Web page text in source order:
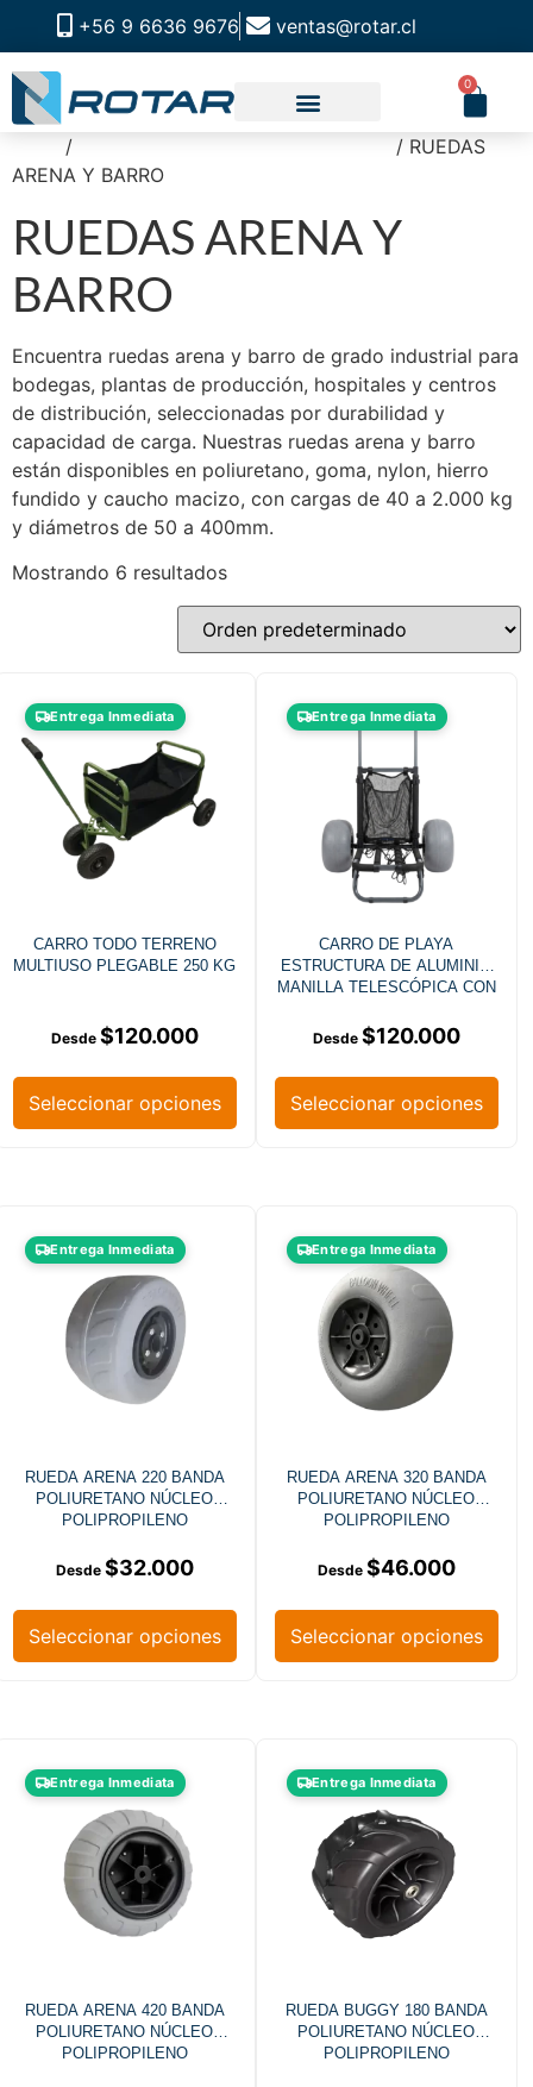
+56 9 6636 9676 ventas@rotar.cl
0
/
/ RUEDAS
ARENA Y BARRO
RUEDAS ARENA Y
BARRO
Encuentra ruedas arena y barro de grado industrial para
bodegas, plantas de producción, hospitales y centros
de distribución, seleccionadas por durabilidad y
capacidad de carga. Nuestras ruedas arena y barro
están disponibles en poliuretano, goma, nylon, hierro
fundido y caucho macizo, con cargas de 40 a 2.000 kg
y diámetros de 50 a 400mm.
Mostrando 6 resultados
Entrega Inmediata
CARRO TODO TERRENO
MULTIUSO PLEGABLE 250 KG
$120.000
Seleccionar opciones
Entrega Inmediata
CARRO DE PLAYA
ESTRUCTURA DE ALUMINIO
MANILLA TELESCÓPICA CON
$120.000
Seleccionar opciones
Entrega Inmediata
RUEDA ARENA 220 BANDA
POLIURETANO NÚCLEO
POLIPROPILENO
$32.000
Seleccionar opciones
Entrega Inmediata
RUEDA ARENA 320 BANDA
POLIURETANO NÚCLEO
POLIPROPILENO
$46.000
Seleccionar opciones
Entrega Inmediata
RUEDA ARENA 420 BANDA
POLIURETANO NÚCLEO
POLIPROPILENO
Entrega Inmediata
RUEDA BUGGY 180 BANDA
POLIURETANO NÚCLEO
POLIPROPILENO